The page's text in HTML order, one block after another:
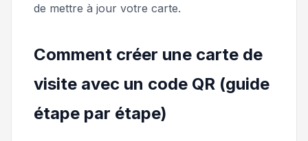
de mettre à jour votre carte.
Comment créer une carte de
visite avec un code QR (guide
étape par étape)